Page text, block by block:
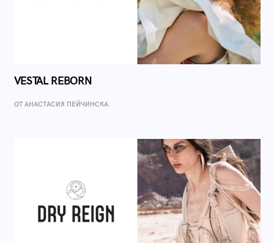
VESTAL REBORN
ОТ AНАСТАСИЯ ПЕЙЧИНСКА